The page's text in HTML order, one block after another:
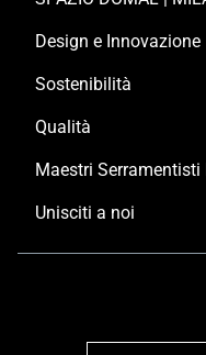
Design e Innovazione
Sostenibilità
Qualità
Maestri Serramentisti
Unisciti a noi